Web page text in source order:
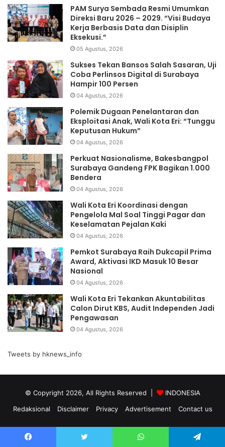
PAM Surya Sembada Resmi Umumkan
Direksi Baru 2026 – 2029. “Visi Budaya
Kerja Berbasis Data dan Disiplin
Eksekusi.”
05 Agustus, 2026
Sukses Tekan Bansos Salah Sasaran, Uji
Coba Perlinsos Digital di Surabaya
Hampir 100 Persen
04 Agustus, 2026
Polemik Dugaan Penelantaran dan
Eksploitasi Anak, Wali Kota Eri: “Tunggu
Keputusan Hukum”
04 Agustus, 2026
Perkuat Nasionalisme, Bakesbangpol
Surabaya Gandeng FPK Bagikan 1.000
Bendera
04 Agustus, 2026
Wali Kota Eri Koordinasi dengan
Pengelola Mal Soal Tinggi Pagar dan
Keselamatan Pejalan Kaki
04 Agustus, 2026
Pemkot Surabaya Raih Dukcapil Prima
Award, Aktivasi IKD Masuk 10 Besar
Nasional
04 Agustus, 2026
Wali Kota Eri Tekankan Akuntabilitas
Calon Dirut KBS, Audit Independen Jadi
Pengawasan
04 Agustus, 2026
Tweets by hknews_info
© Copyright 2026, All Rights Reserved |
INDONESIA
Redaksional
Disclaimer Privacy Advertisement Contact us